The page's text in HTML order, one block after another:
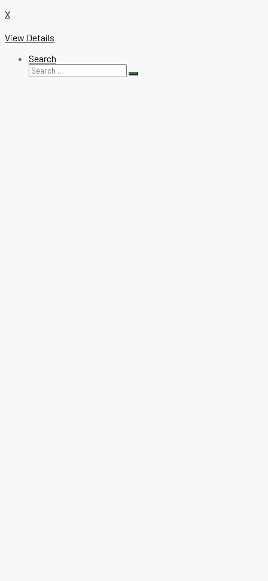
X
View Details
Search
Search
for:
Search